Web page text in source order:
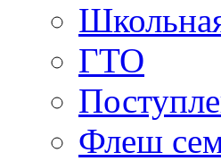
ГТО
Флеш